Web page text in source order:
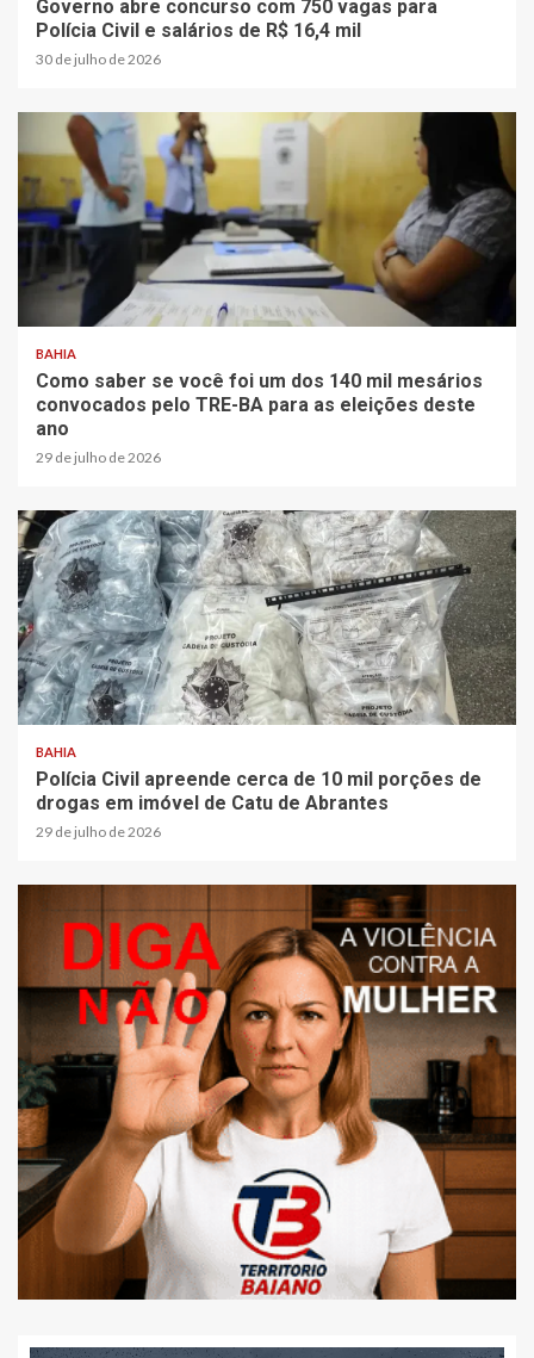
Governo abre concurso com 750 vagas para
Polícia Civil e salários de R$ 16,4 mil
30 de julho de 2026
BAHIA
Como saber se você foi um dos 140 mil mesários
convocados pelo TRE-BA para as eleições deste
ano
29 de julho de 2026
BAHIA
Polícia Civil apreende cerca de 10 mil porções de
drogas em imóvel de Catu de Abrantes
29 de julho de 2026